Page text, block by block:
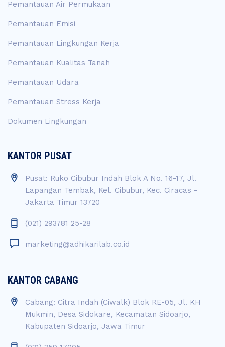
Pemantauan Air Permukaan
Pemantauan Emisi
Pemantauan Lingkungan Kerja
Pemantauan Kualitas Tanah
Pemantauan Udara
Pemantauan Stress Kerja
Dokumen Lingkungan
KANTOR PUSAT
Pusat: Ruko Cibubur Indah Blok A No. 16-17, Jl.
Lapangan Tembak, Kel. Cibubur, Kec. Ciracas -
Jakarta Timur 13720
(021) 293781 25-28
marketing@adhikarilab.co.id
KANTOR CABANG
Cabang: Citra Indah (Ciwalk) Blok RE-05, Jl. KH
Mukmin, Desa Sidokare, Kecamatan Sidoarjo,
Kabupaten Sidoarjo, Jawa Timur